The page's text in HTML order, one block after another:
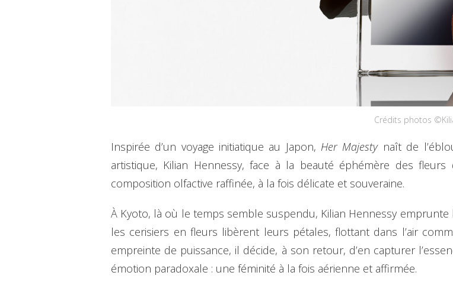
Crédits photos
Inspirée d’un voyage initiatique au Japon, Her Majestynaît de
artistique, Kilian Hennessy, face à la beauté éphémère des
composition olfactive raffinée, à la fois délicate et souveraine.
À Kyoto, là où le temps semble suspendu, Kilian Hennessy
les cerisiers en fleurs libèrent leurs pétales, flottant dans l’air
empreinte de puissance, il décide, à son retour, d’en capturer
émotion paradoxale : une féminité à la fois aérienne et affirmée.